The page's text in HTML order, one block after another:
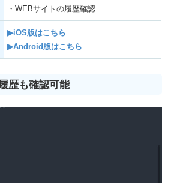
・WEBサイトの履歴確認
▶iOS版はこちら
▶Android版はこちら
歴も確認可能